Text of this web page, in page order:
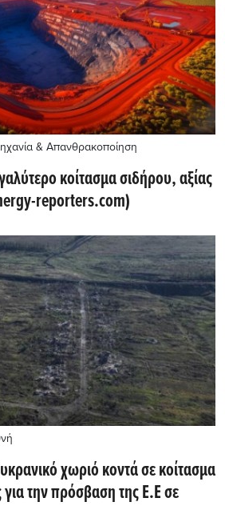
& Απανθρακοποίηση
κοίτασμα σιδήρου, αξίας
reporters.com)
χωριό κοντά σε κοίτασμα
την πρόσβαση της Ε.Ε σε